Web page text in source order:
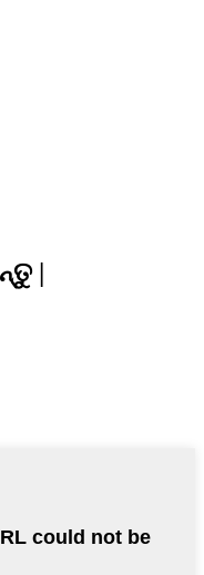
|